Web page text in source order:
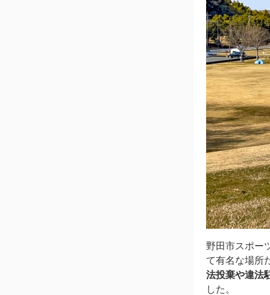
野田市スポー
て有名な場所
法投棄や違法
した。